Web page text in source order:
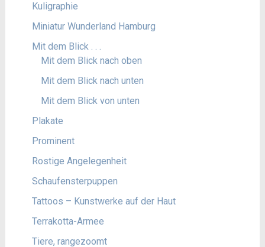
Kuligraphie
Miniatur Wunderland Hamburg
Mit dem Blick . . .
Mit dem Blick nach oben
Mit dem Blick nach unten
Mit dem Blick von unten
Plakate
Prominent
Rostige Angelegenheit
Schaufensterpuppen
Tattoos – Kunstwerke auf der Haut
Terrakotta-Armee
Tiere, rangezoomt